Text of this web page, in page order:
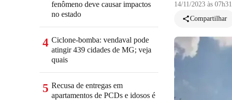
14/11/2023 às 07h31
Compartilhar
fenômeno deve causar impactos
no estado
4 Ciclone-bomba: vendaval pode
atingir 439 cidades de MG; veja
quais
5 Recusa de entregas em
apartamentos de PCDs e idosos é